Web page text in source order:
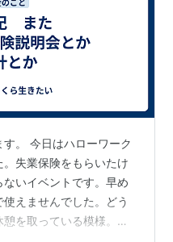
。 今日はハローワーク
失業保険をもらいたけ
いイベントです。早め
えませんでした。どう
を取っている模様。廊